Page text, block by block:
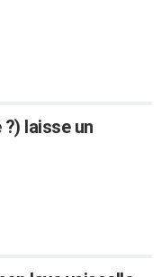
laisse un